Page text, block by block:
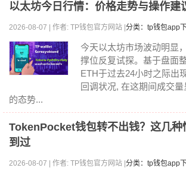
以太坊今日行情：价格走势与操作建
2026-08-07 | 作者: TP钱包官方网站 | 分类：tp钱包app
今天以太坊市场波动明显
撑位反复试探。基于盘面
ETH于过去24小时之际出
回调状况, 在这期间成交
的态势...
TokenPocket钱包转不出钱？这几种
到过
2026-08-07 | 作者: TP钱包官方网站 | 分类：tp钱包app